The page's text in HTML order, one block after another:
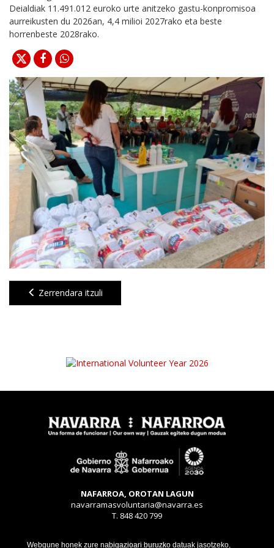
Webgune honek zure nabigazioari buruzko datuak jasotzeko,
Deialdiak 11.491.012 euroko urte anitzeko gastu-konpromisoa
aurreikusten du 2026an, 4,4 milioi 2027rako eta beste
horrenbeste 2028rako.
Zerrendara itzuli
NAFARROA, OROTAN LAGUN
navarramasvoluntaria@navarra.es
T. 848 420 799
Legezko oharra